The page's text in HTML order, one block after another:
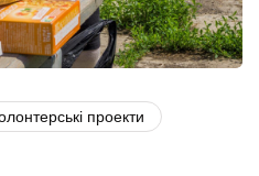
проекти